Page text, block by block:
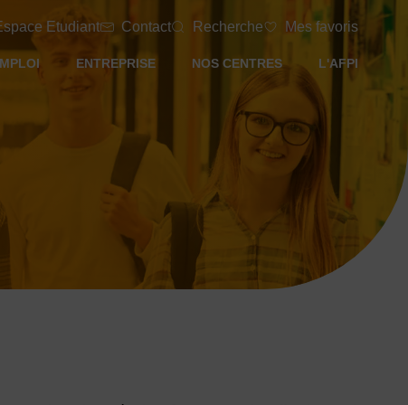
Etudiant Contact Recherche Mes favoris
ENTREPRISE NOS CENTRES L'AFPI